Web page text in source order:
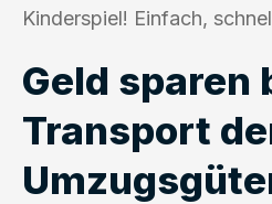
Kinderspiel! Einfach,
Geld sparen
Transport